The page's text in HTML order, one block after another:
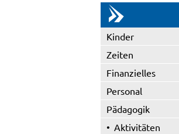
Kinder
Zeiten
Finanzielles
Personal
Pädagogik
Aktivitäten